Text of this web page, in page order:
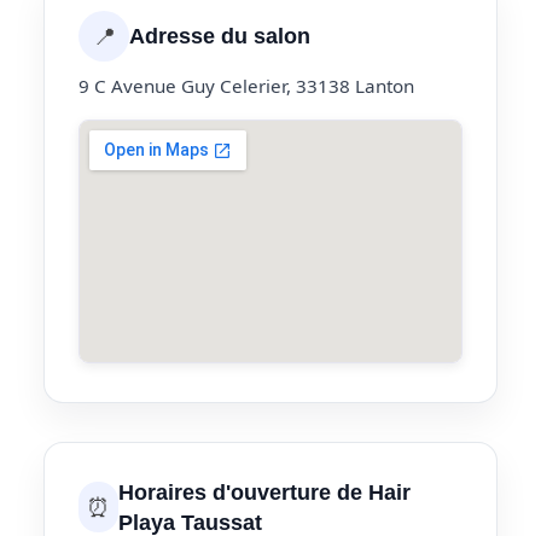
📍 Adresse du salon
9 C Avenue Guy Celerier, 33138 Lanton
⏰ Horaires d'ouverture de Hair
Playa Taussat